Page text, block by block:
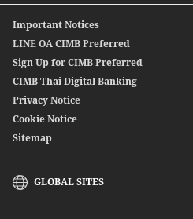
Offshore Bond
SpeedSend
CIMB THAI International Money Transfer
Debenture
Locate Us
Important Notices
LINE OA CIMB Preferred
Sign Up for CIMB Preferred
CIMB Thai Digital Banking
Privacy Notice
Cookie Notice
Sitemap
GLOBAL SITES